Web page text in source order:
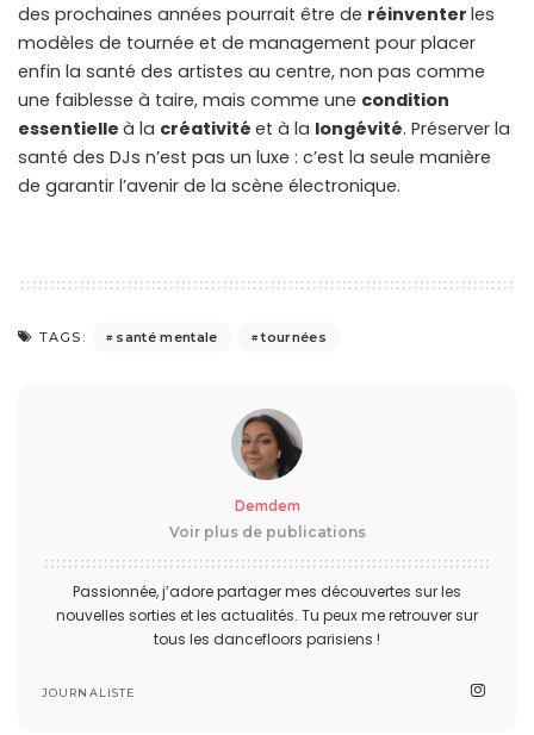
des prochaines années pourrait être de réinventer les
modèles de tournée et de management pour placer
enfin la santé des artistes au centre, non pas comme
une faiblesse à taire, mais comme une condition
essentielle à la créativité et à la longévité. Préserver la
santé des DJs n’est pas un luxe : c’est la seule manière
de garantir l’avenir de la scène électronique.
TAGS: santé mentale tournées
Demdem
Voir plus de publications
Passionnée, j’adore partager mes découvertes sur les
nouvelles sorties et les actualités. Tu peux me retrouver sur
tous les dancefloors parisiens !
JOURNALISTE